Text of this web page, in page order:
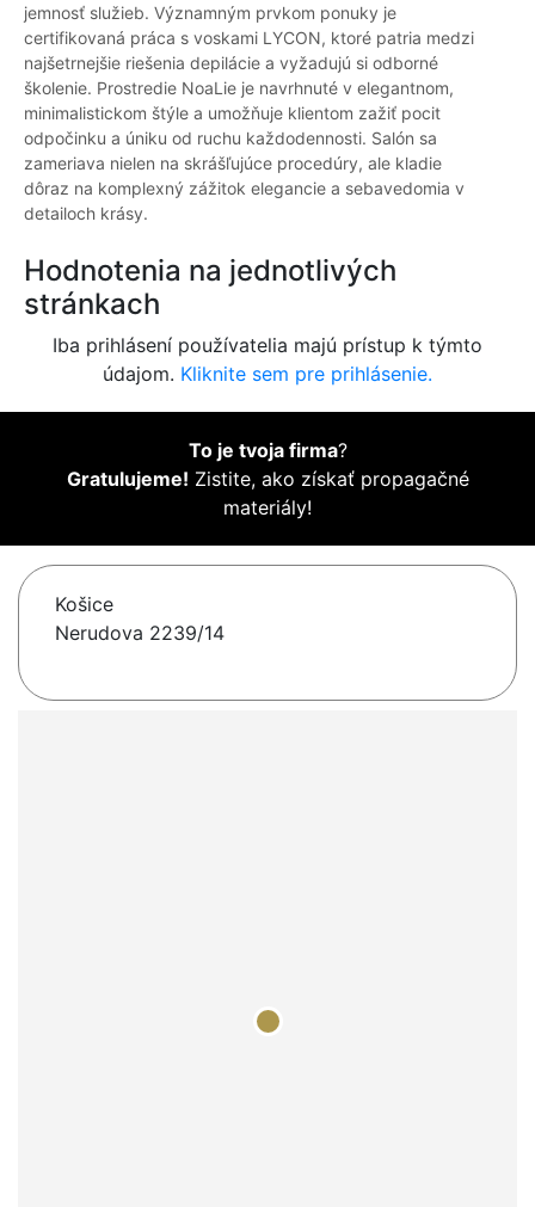
jemnosť služieb. Významným prvkom ponuky je
certifikovaná práca s voskami LYCON, ktoré patria medzi
najšetrnejšie riešenia depilácie a vyžadujú si odborné
školenie. Prostredie NoaLie je navrhnuté v elegantnom,
minimalistickom štýle a umožňuje klientom zažiť pocit
odpočinku a úniku od ruchu každodennosti. Salón sa
zameriava nielen na skrášľujúce procedúry, ale kladie
dôraz na komplexný zážitok elegancie a sebavedomia v
detailoch krásy.
Hodnotenia na jednotlivých
stránkach
Iba prihlásení používatelia majú prístup k týmto
údajom. Kliknite sem pre prihlásenie.
To je tvoja firma?
Gratulujeme! Zistite, ako získať propagačné
materiály!
Košice
Nerudova 2239/14